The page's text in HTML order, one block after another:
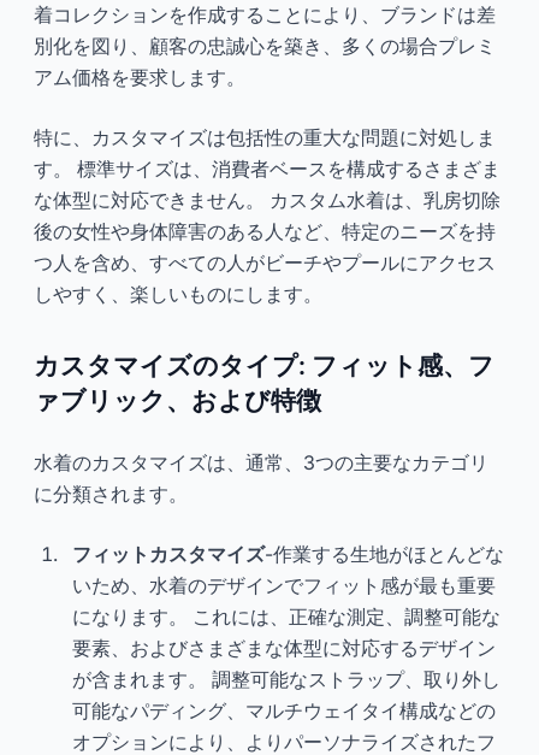
着コレクションを作成することにより、ブランドは差
別化を図り、顧客の忠誠心を築き、多くの場合プレミ
アム価格を要求します。
特に、カスタマイズは包括性の重大な問題に対処しま
す。 標準サイズは、消費者ベースを構成するさまざま
な体型に対応できません。 カスタム水着は、乳房切除
後の女性や身体障害のある人など、特定のニーズを持
つ人を含め、すべての人がビーチやプールにアクセス
しやすく、楽しいものにします。
カスタマイズのタイプ: フィット感、フ
ァブリック、および特徴
水着のカスタマイズは、通常、3つの主要なカテゴリ
に分類されます。
フィットカスタマイズ-作業する生地がほとんどな
いため、水着のデザインでフィット感が最も重要
になります。 これには、正確な測定、調整可能な
要素、およびさまざまな体型に対応するデザイン
が含まれます。 調整可能なストラップ、取り外し
可能なパディング、マルチウェイタイ構成などの
オプションにより、よりパーソナライズされたフ